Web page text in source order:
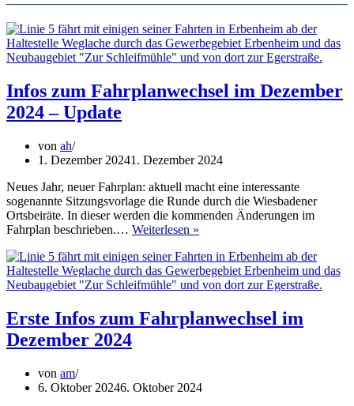
Infos zum Fahrplanwechsel im Dezember
2024 – Update
von ah
1. Dezember 20241. Dezember 2024
Neues Jahr, neuer Fahrplan: aktuell macht eine interessante
sogenannte Sitzungsvorlage die Runde durch die Wiesbadener
Ortsbeiräte. In dieser werden die kommenden Änderungen im
Fahrplan beschrieben.… Weiterlesen »
Fahrplanwechsel
im
Dezember
–
Update
Erste Infos zum Fahrplanwechsel im
Dezember 2024
von am
6. Oktober 20246. Oktober 2024